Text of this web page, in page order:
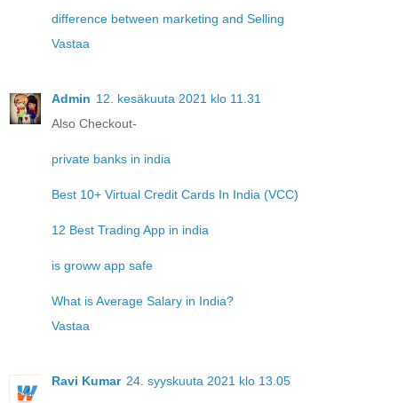
difference between marketing and Selling
Vastaa
Admin 12. kesäkuuta 2021 klo 11.31
Also Checkout-
private banks in india
Best 10+ Virtual Credit Cards In India (VCC)
12 Best Trading App in india
is groww app safe
What is Average Salary in India?
Vastaa
Ravi Kumar 24. syyskuuta 2021 klo 13.05